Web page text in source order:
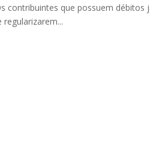
contribuintes que possuem